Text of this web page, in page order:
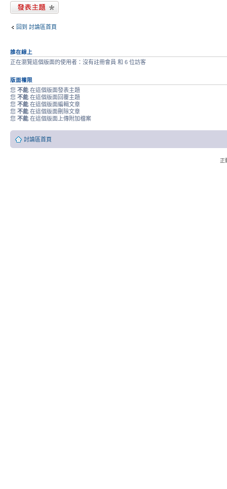
發表新主題
回到 討論區首頁
誰在線上
正在瀏覽這個版面的使用者：沒有註冊會員 和 6 位訪客
版面權限
您 不能 在這個版面發表主題
您 不能 在這個版面回覆主題
您 不能 在這個版面編輯文章
您 不能 在這個版面刪除文章
您 不能 在這個版面上傳附加檔案
討論區首頁
正